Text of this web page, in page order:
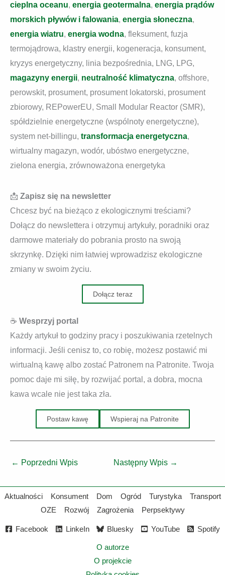
cieplna oceanu, energia geotermalna, energia prądów
morskich pływów i falowania, energia słoneczna,
energia wiatru, energia wodna, fleksument, fuzja
termojądrowa, klastry energii, kogeneracja, konsument,
kryzys energetyczny, linia bezpośrednia, LNG, LPG,
magazyny energii, neutralność klimatyczna, offshore,
perowskit, prosument, prosument lokatorski, prosument
zbiorowy, REPowerEU, Small Modular Reactor (SMR),
spółdzielnie energetyczne (wspólnoty energetyczne),
system net-billingu, transformacja energetyczna,
wirtualny magazyn, wodór, ubóstwo energetyczne,
zielona energia, zrównoważona energetyka
📩 Zapisz się na newsletter
Chcesz być na bieżąco z ekologicznymi treściami?
Dołącz do newslettera i otrzymuj artykuły, poradniki oraz
darmowe materiały do pobrania prosto na swoją
skrzynkę. Dzięki nim łatwiej wprowadzisz ekologiczne
zmiany w swoim życiu.
Dołącz teraz
☕ Wesprzyj portal
Każdy artykuł to godziny pracy i poszukiwania rzetelnych
informacji. Jeśli cenisz to, co robię, możesz postawić mi
wirtualną kawę albo zostać Patronem na Patronite. Twoja
pomoc daje mi siłę, by rozwijać portal, a dobra, mocna
kawa wcale nie jest taka zła.
Postaw kawę Wspieraj na Patronite
← Poprzedni Wpis Następny Wpis →
Aktualności Konsument Dom Ogród Turystyka
Transport
OZE
Rozwój Zagrożenia Perpsektywy
Facebook LinkeIn Bluesky YouTube Spotify
O autorze
O projekcie